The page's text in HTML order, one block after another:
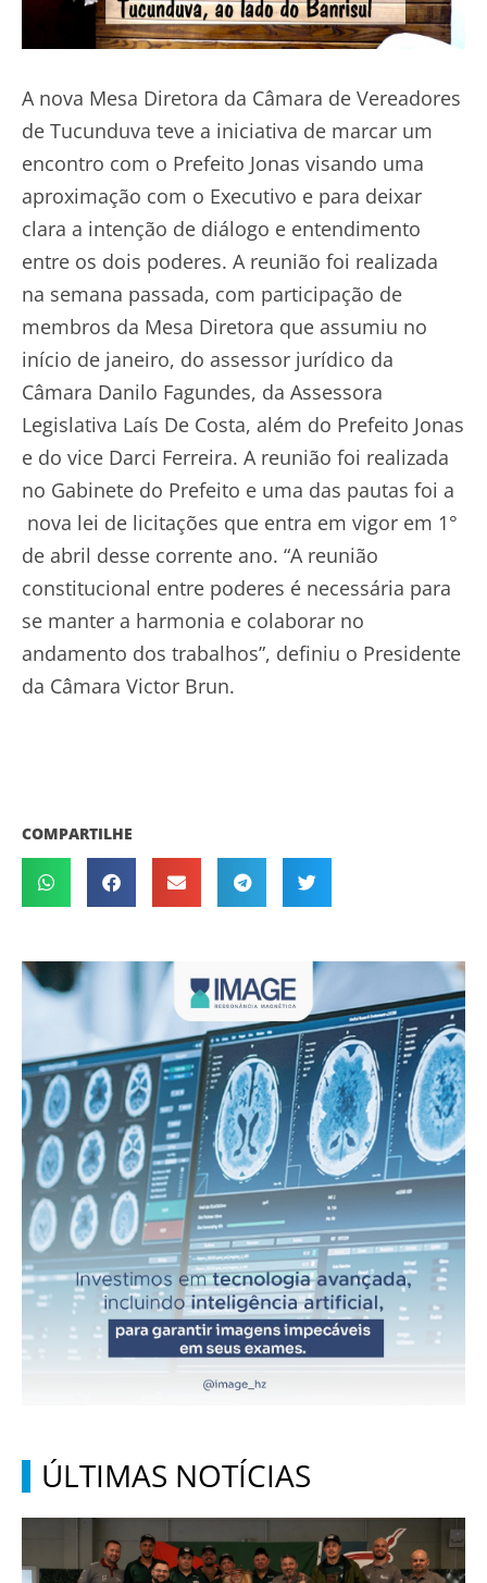
A nova Mesa Diretora da Câmara de Vereadores
de Tucunduva teve a iniciativa de marcar um
encontro com o Prefeito Jonas visando uma
aproximação com o Executivo e para deixar
clara a intenção de diálogo e entendimento
entre os dois poderes. A reunião foi realizada
na semana passada, com participação de
membros da Mesa Diretora que assumiu no
início de janeiro, do assessor jurídico da
Câmara Danilo Fagundes, da Assessora
Legislativa Laís De Costa, além do Prefeito Jonas
e do vice Darci Ferreira. A reunião foi realizada
no Gabinete do Prefeito e uma das pautas foi a
nova lei de licitações que entra em vigor em 1°
de abril desse corrente ano. “A reunião
constitucional entre poderes é necessária para
se manter a harmonia e colaborar no
andamento dos trabalhos”, definiu o Presidente
da Câmara Victor Brun.
COMPARTILHE
ÚLTIMAS NOTÍCIAS